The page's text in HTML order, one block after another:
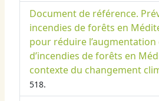
Document de référence.
incendies de forêts en
pour réduire l’augmentation
d’incendies de forêts en
contexte du changement
518.